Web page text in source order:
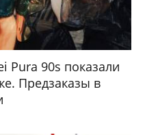
Pura 90s показали
Предзаказы в